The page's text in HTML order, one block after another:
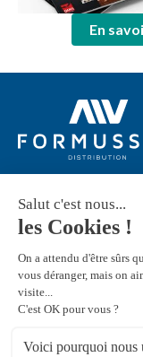
En
Suivez-nous
Nous contacter
Notre politique RH